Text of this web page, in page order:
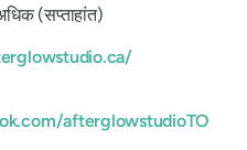
(सप्ताहांत)
afterglowstudioTO